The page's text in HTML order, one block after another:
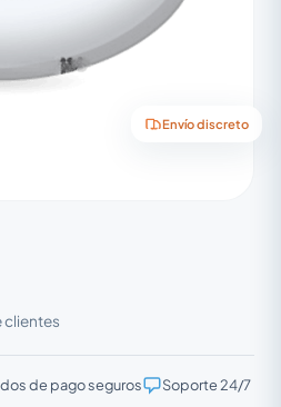
Envío discreto
clientes
de pago seguros Soporte 24/7